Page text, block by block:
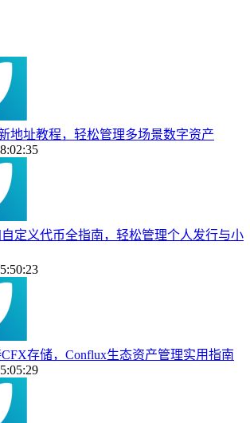
地址教程，轻松管理多场景数字资产
自定义代币全指南，轻松管理个人发行与小
CFX存储，Conflux生态资产管理实用指南